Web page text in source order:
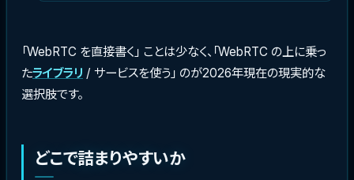
「WebRTC を直接書く」 ことは少なく、「WebRTC の上に乗っ
たライブラリ / サービスを使う」 のが2026年現在の現実的な
選択肢です。
どこで詰まりやすいか